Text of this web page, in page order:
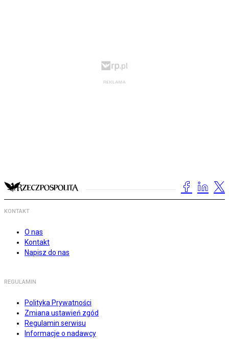
KONTAKT
O nas
Kontakt
Napisz do nas
REGULAMIN
Polityka Prywatności
Zmiana ustawień zgód
Regulamin serwisu
Informacje o nadawcy